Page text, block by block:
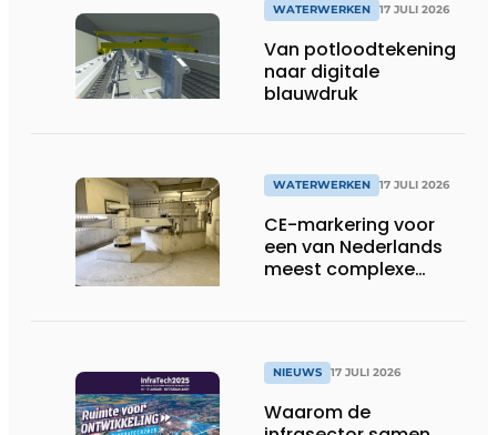
WATERWERKEN 17 JULI 2026
Van potloodtekening
naar digitale
blauwdruk
WATERWERKEN 17 JULI 2026
CE-markering voor
een van Nederlands
meest complexe
NIEUWS 17 JULI 2026
Waarom de